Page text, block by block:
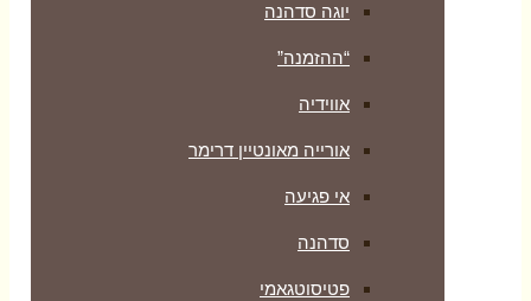
יוגה סדהנה
“ההזמנה”
אווידיה
אורייה מאונטיין דרימר
אי פגיעה
סדהנה
פטיסוטגאמי